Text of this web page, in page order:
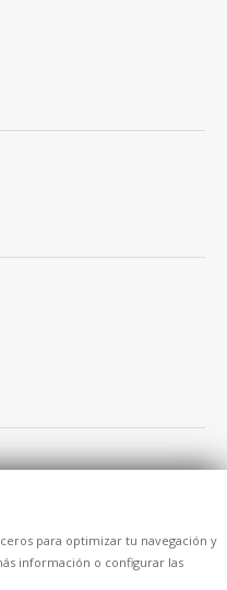
para optimizar tu navegación y
información o configurar las